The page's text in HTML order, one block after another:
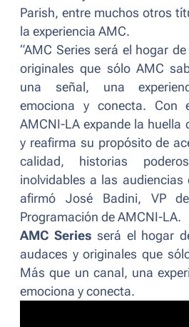
Parish, entre muchos otros
la experiencia AMC.
“AMC Series será el hogar
originales que sólo AMC
una señal, una
emociona y conecta. Con
AMCNI-LA expande la huella
y reafirma su propósito de
calidad, historias
inolvidables a las audiencias
afirmó José Badini, VP
Programación de AMCNI-LA.
AMC Series será el hogar
audaces y originales que
Más que un canal, una
emociona y conecta.